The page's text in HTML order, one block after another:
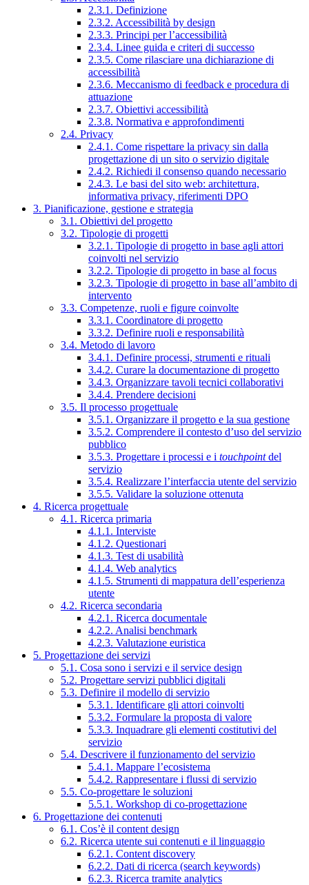
2.3.1. Definizione
2.3.2. Accessibilità by design
2.3.3. Principi per l’accessibilità
2.3.4. Linee guida e criteri di successo
2.3.5. Come rilasciare una dichiarazione di
accessibilità
2.3.6. Meccanismo di feedback e procedura di
attuazione
2.3.7. Obiettivi accessibilità
2.3.8. Normativa e approfondimenti
2.4. Privacy
2.4.1. Come rispettare la privacy sin dalla
progettazione di un sito o servizio digitale
2.4.2. Richiedi il consenso quando necessario
2.4.3. Le basi del sito web: architettura,
informativa privacy, riferimenti DPO
3. Pianificazione, gestione e strategia
3.1. Obiettivi del progetto
3.2. Tipologie di progetti
3.2.1. Tipologie di progetto in base agli attori
coinvolti nel servizio
3.2.2. Tipologie di progetto in base al focus
3.2.3. Tipologie di progetto in base all’ambito di
intervento
3.3. Competenze, ruoli e figure coinvolte
3.3.1. Coordinatore di progetto
3.3.2. Definire ruoli e responsabilità
3.4. Metodo di lavoro
3.4.1. Definire processi, strumenti e rituali
3.4.2. Curare la documentazione di progetto
3.4.3. Organizzare tavoli tecnici collaborativi
3.4.4. Prendere decisioni
3.5. Il processo progettuale
3.5.1. Organizzare il progetto e la sua gestione
3.5.2. Comprendere il contesto d’uso del servizio
pubblico
3.5.3. Progettare i processi e i touchpointdel
servizio
3.5.4. Realizzare l’interfaccia utente del servizio
3.5.5. Validare la soluzione ottenuta
4. Ricerca progettuale
4.1. Ricerca primaria
4.1.1. Interviste
4.1.2. Questionari
4.1.3. Test di usabilità
4.1.4. Web analytics
4.1.5. Strumenti di mappatura dell’esperienza
utente
4.2. Ricerca secondaria
4.2.1. Ricerca documentale
4.2.2. Analisi benchmark
4.2.3. Valutazione euristica
5. Progettazione dei servizi
5.1. Cosa sono i servizi e il service design
5.2. Progettare servizi pubblici digitali
5.3. Definire il modello di servizio
5.3.1. Identificare gli attori coinvolti
5.3.2. Formulare la proposta di valore
5.3.3. Inquadrare gli elementi costitutivi del
servizio
5.4. Descrivere il funzionamento del servizio
5.4.1. Mappare l’ecosistema
5.4.2. Rappresentare i flussi di servizio
5.5. Co-progettare le soluzioni
5.5.1. Workshop di co-progettazione
6. Progettazione dei contenuti
6.1. Cos’è il content design
6.2. Ricerca utente sui contenuti e il linguaggio
6.2.1. Content discovery
6.2.2. Dati di ricerca (search keywords)
6.2.3. Ricerca tramite analytics